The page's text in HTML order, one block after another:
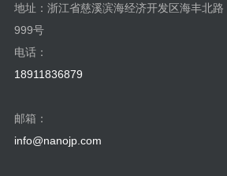
地址：浙江省慈溪滨海经济开发区海丰北路
999号
电话：
18911836879
邮箱：
info@nanojp.com